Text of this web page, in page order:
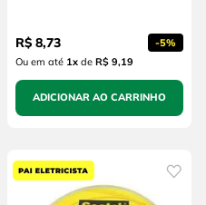
R$ 8,73 -5%
Ou em até 1xde R$ 9,19
ADICIONAR AO CARRINHO